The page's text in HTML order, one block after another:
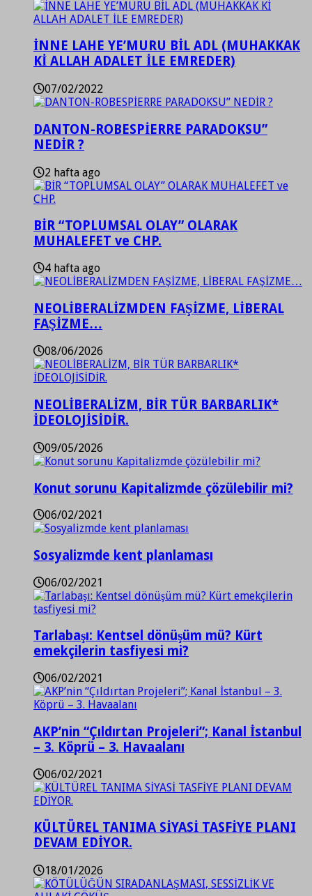
İNNE LAHE YE’MURU BİL ADL (MUHAKKAK
Kİ ALLAH ADALET İLE EMREDER)
07/02/2022
DANTON-ROBESPİERRE PARADOKSU”
NEDİR ?
2 hafta ago
BİR “TOPLUMSAL OLAY” OLARAK
MUHALEFET ve CHP.
4 hafta ago
NEOLİBERALİZMDEN FAŞİZME, LİBERAL
FAŞİZME…
08/06/2026
NEOLİBERALİZM, BİR TÜR BARBARLIK*
İDEOLOJİSİDİR.
09/05/2026
Konut sorunu Kapitalizmde çözülebilir mi?
06/02/2021
Sosyalizmde kent planlaması
06/02/2021
Tarlabaşı: Kentsel dönüşüm mü? Kürt
emekçilerin tasfiyesi mi?
06/02/2021
AKP’nin “Çıldırtan Projeleri”; Kanal İstanbul
– 3. Köprü – 3. Havaalanı
06/02/2021
KÜLTÜREL TANIMA SİYASİ TASFİYE PLANI
DEVAM EDİYOR.
18/01/2026